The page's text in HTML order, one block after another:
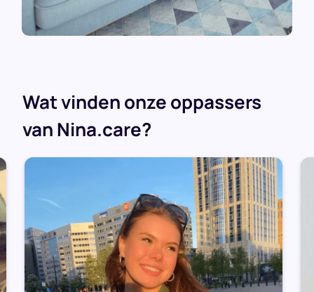
Wat vinden onze oppassers
van Nina.care?